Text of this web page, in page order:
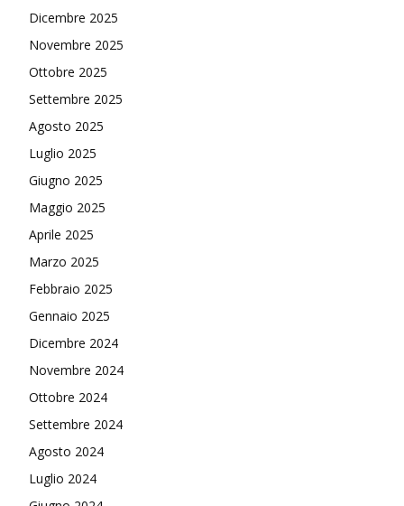
Dicembre 2025
Novembre 2025
Ottobre 2025
Settembre 2025
Agosto 2025
Luglio 2025
Giugno 2025
Maggio 2025
Aprile 2025
Marzo 2025
Febbraio 2025
Gennaio 2025
Dicembre 2024
Novembre 2024
Ottobre 2024
Settembre 2024
Agosto 2024
Luglio 2024